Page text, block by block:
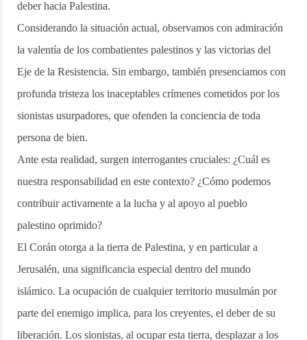
deber hacia Palestina.
Considerando la situación actual, observamos con admiración
la valentía de los combatientes palestinos y las victorias del
Eje de la Resistencia. Sin embargo, también presenciamos con
profunda tristeza los inaceptables crímenes cometidos por los
sionistas usurpadores, que ofenden la conciencia de toda
persona de bien.
Ante esta realidad, surgen interrogantes cruciales: ¿Cuál es
nuestra responsabilidad en este contexto? ¿Cómo podemos
contribuir activamente a la lucha y al apoyo al pueblo
palestino oprimido?
El Corán otorga a la tierra de Palestina, y en particular a
Jerusalén, una significancia especial dentro del mundo
islámico. La ocupación de cualquier territorio musulmán por
parte del enemigo implica, para los creyentes, el deber de su
liberación. Los sionistas, al ocupar esta tierra, desplazar a los